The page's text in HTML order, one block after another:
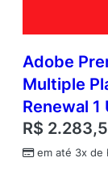
Adobe
Multiple
Renewal
R$
em até 3x de